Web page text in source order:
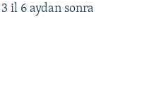
3 il 6 aydan sonra